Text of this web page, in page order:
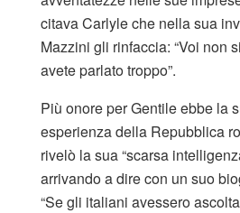
citava Carlyle che nella sua
Mazzini gli rinfaccia: “Voi non
avete parlato troppo”.
Più onore per Gentile ebbe la
esperienza della Repubblica
rivelò la sua “scarsa
arrivando a dire con un suo
“Se gli italiani avessero